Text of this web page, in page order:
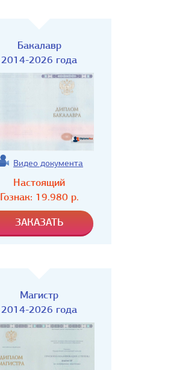
Бакалавр
2014-2026 года
Видео документа
Настоящий
Гознак: 19.980р.
Магистр
2014-2026 года